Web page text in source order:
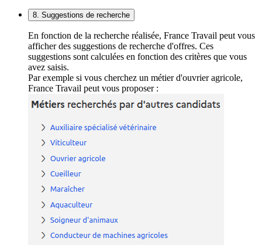
8. Suggestions de recherche
En fonction de la recherche réalisée, France Travail peut vous
afficher des suggestions de recherche d'offres. Ces
suggestions sont calculées en fonction des critères que vous
avez saisis.
Par exemple si vous cherchez un métier d'ouvrier agricole,
France Travail peut vous proposer :